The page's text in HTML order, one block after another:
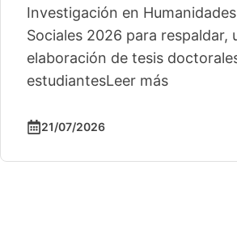
Investigación en
Sociales 2026 para respaldar,
elaboración de tesis
estudiantesLeer más
21/07/2026